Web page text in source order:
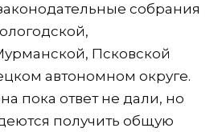
собрания
Псковской
автономном округе.
пока ответ не дали, но
получить общую